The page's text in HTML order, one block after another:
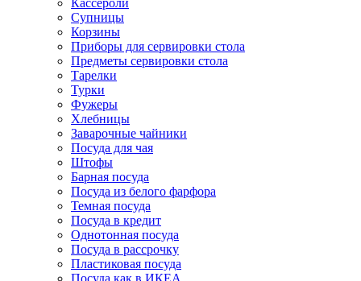
Кассероли
Супницы
Корзины
Приборы для сервировки стола
Предметы сервировки стола
Тарелки
Турки
Фужеры
Хлебницы
Заварочные чайники
Посуда для чая
Штофы
Барная посуда
Посуда из белого фарфора
Темная посуда
Посуда в кредит
Однотонная посуда
Посуда в рассрочку
Пластиковая посуда
Посуда как в ИКЕА